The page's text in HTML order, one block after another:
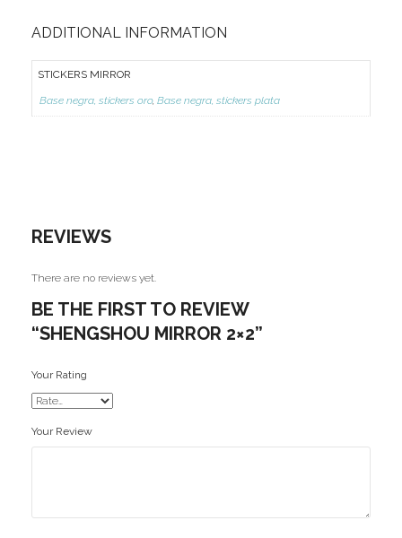
The Valk
YanCheng
YJ
Mods
Speedcubing
Ofertas
ADDITIONAL INFORMATION
STICKERS MIRROR
Base negra, stickers oro, Base negra, stickers plata
REVIEWS
There are no reviews yet.
BE THE FIRST TO REVIEW
“SHENGSHOU MIRROR 2×2”
Your Rating
Your Review